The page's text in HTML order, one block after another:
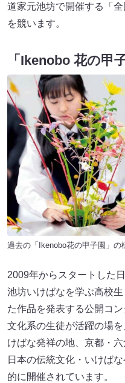
道家元池坊で開催する「
を競います。
「Ikenobo 花の甲
過去の「Ikenobo花の甲子園」の
2009年からスタートした
池坊いけばなを学ぶ高校
た作品を発表する公開コン
文化系の生徒が活躍の場
けばな発祥の地、京都・
日本の伝統文化・いけば
的に開催されています。